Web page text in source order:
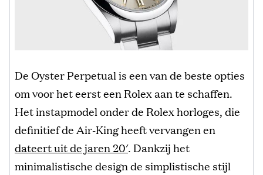
De Oyster Perpetual is een van de beste opties
om voor het eerst een Rolex aan te schaffen.
Het instapmodel onder de Rolex horloges, die
definitief de Air-King heeft vervangen en
dateert uit de jaren 20′. Dankzij het
minimalistische design de simplistische stijl